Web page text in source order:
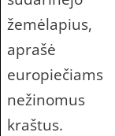
žemėlapius,
aprašė
europiečiams
nežinomus
kraštus.